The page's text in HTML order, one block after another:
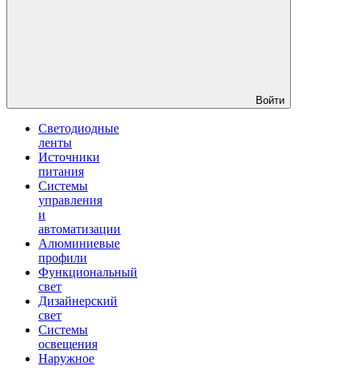
Войти
Светодиодные
ленты
Источники
питания
Системы
управления
и
автоматизации
Алюминиевые
профили
Функциональный
свет
Дизайнерский
свет
Системы
освещения
Наружное